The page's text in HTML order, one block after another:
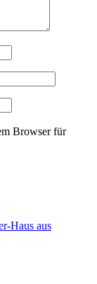
Browser für